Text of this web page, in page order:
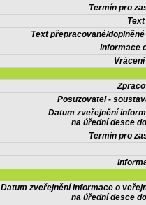
Termín pro
Text přepracované/
Informace
Posuzovatel -
Datum zveřejnění
na úřední desce
Termín pro
Datum zveřejnění informace o
na úřední desce